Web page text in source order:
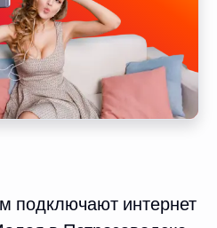
подключают интернет